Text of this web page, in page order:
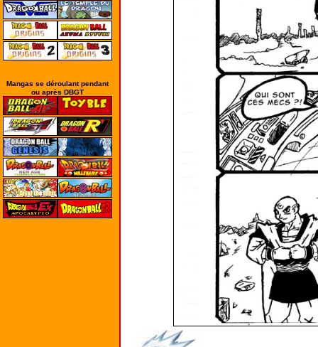
Mangas se déroulant pendant
ou après DBGT